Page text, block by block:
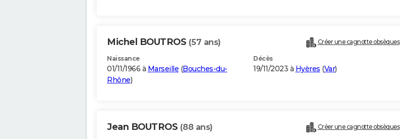
Michel BOUTROS (57 ans) Créer une cagnotte obsèques
Naissance
01/11/1966 à Marseille (Bouches-du-
Rhône)
Décès
19/11/2023 à Hyères (Var)
Jean BOUTROS (88 ans) Créer une cagnotte obsèques